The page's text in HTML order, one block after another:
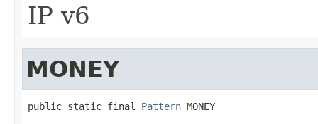
IP v6
MONEY
public static final Pattern MONEY